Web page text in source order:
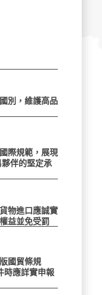
別，維護高品
際規範，展現
伴的堅定承
物進口應誠實
益並免受罰
國貿條規
應詳實申報